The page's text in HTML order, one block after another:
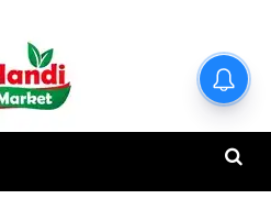
हाजिर मंडियों के ताजा रेट | देखें इस
रिपोर्ट में